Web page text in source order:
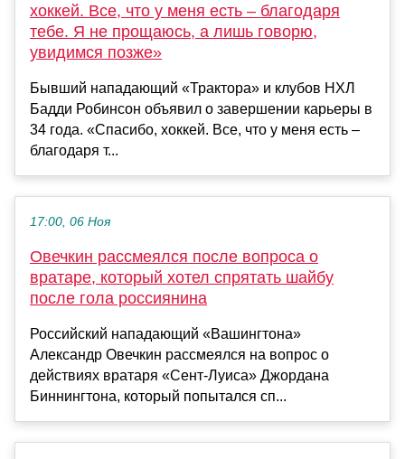
хоккей. Все, что у меня есть – благодаря
тебе. Я не прощаюсь, а лишь говорю,
увидимся позже»
Бывший нападающий «Трактора» и клубов НХЛ
Бадди Робинсон объявил о завершении карьеры в
34 года. «Спасибо, хоккей. Все, что у меня есть –
благодаря т...
17:00, 06 Ноя
Овечкин рассмеялся после вопроса о
вратаре, который хотел спрятать шайбу
после гола россиянина
Российский нападающий «Вашингтона»
Александр Овечкин рассмеялся на вопрос о
действиях вратаря «Сент‑Луиса» Джордана
Биннингтона, который попытался сп...